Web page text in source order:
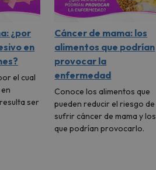
¿por
en
el cual
ser
Cáncer de mama: los
alimentos que podrían
provocar la
enfermedad
Conoce los alimentos que
pueden reducir el riesgo de
sufrir cáncer de mama y los
que podrían provocarlo.